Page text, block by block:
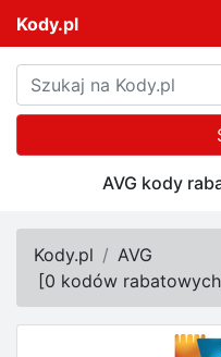
Kody.pl
AVG kody
Kody.pl
AVG
[0 kodów rabatowych